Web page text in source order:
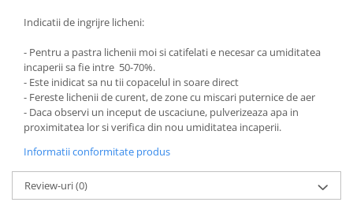
Indicatii de ingrijre licheni:
- Pentru a pastra lichenii moi si catifelati e necesar ca umiditatea
incaperii sa fie intre 50-70%.
- Este inidicat sa nu tii copacelul in soare direct
- Fereste lichenii de curent, de zone cu miscari puternice de aer
- Daca observi un inceput de uscaciune, pulverizeaza apa in
proximitatea lor si verifica din nou umiditatea incaperii.
Informatii conformitate produs
Review-uri(0)